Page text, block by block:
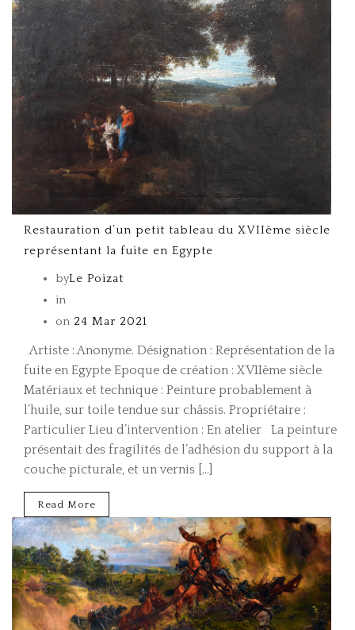
Restauration d’un petit tableau du XVIIème siècle
représentant la fuite en Egypte
byLe Poizat
in
on 24 Mar 2021
Artiste : Anonyme. Désignation : Représentation de la
fuite en Egypte Epoque de création : XVIIème siècle
Matériaux et technique : Peinture probablement à
l’huile, sur toile tendue sur châssis. Propriétaire :
Particulier Lieu d’intervention : En atelier La peinture
présentait des fragilités de l’adhésion du support à la
couche picturale, et un vernis […]
Read More